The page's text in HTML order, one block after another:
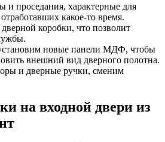
и проседания, характерные для
какое-то время.
коробки, что позволит
новые панели МДФ, чтобы
внешний вид дверного полотна.
и дверные ручки, сменим
на входной двери из